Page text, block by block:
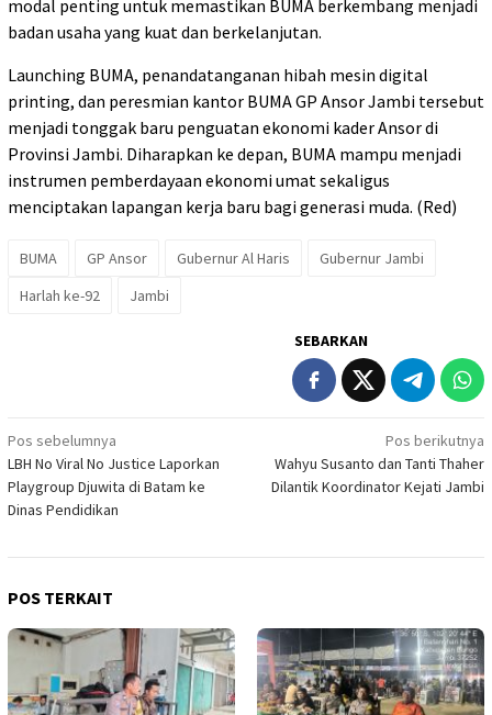
modal penting untuk memastikan BUMA berkembang menjadi
badan usaha yang kuat dan berkelanjutan.
Launching BUMA, penandatanganan hibah mesin digital
printing, dan peresmian kantor BUMA GP Ansor Jambi tersebut
menjadi tonggak baru penguatan ekonomi kader Ansor di
Provinsi Jambi. Diharapkan ke depan, BUMA mampu menjadi
instrumen pemberdayaan ekonomi umat sekaligus
menciptakan lapangan kerja baru bagi generasi muda. (Red)
BUMA GP Ansor Gubernur Al Haris
Gubernur Jambi
Harlah ke-92
Jambi
SEBARKAN
Navigasi
pos
Pos sebelumnya
LBH No Viral No Justice Laporkan
Playgroup Djuwita di Batam ke
Dinas Pendidikan
Pos berikutnya
Wahyu Susanto dan Tanti Thaher
Dilantik Koordinator Kejati Jambi
POS TERKAIT